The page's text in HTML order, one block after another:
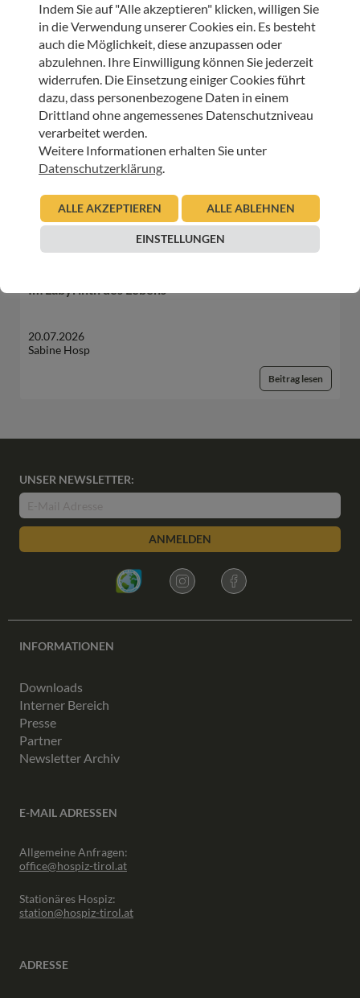
WEITERE BEITRÄGE DIESER KATEGORIE
HOSPIZ TIROL
Verabschiedungsritual Kinder-Hospizteam –
Geschichten, die das Leben schreibt
21.07.2026
Sabine Hosp
Beitrag lesen
Im Labyrinth des Lebens
20.07.2026
Sabine Hosp
Beitrag lesen
UNSER NEWSLETTER:
ANMELDEN
INFORMATIONEN
Downloads
Interner Bereich
Presse
Partner
Newsletter Archiv
E-MAIL ADRESSEN
Allgemeine Anfragen:
office@hospiz-tirol.at
Stationäres Hospiz:
station@hospiz-tirol.at
ADRESSE
Indem Sie auf "Alle akzeptieren" klicken, willigen Sie
in die Verwendung unserer Cookies ein. Es besteht
auch die Möglichkeit, diese anzupassen oder
abzulehnen. Ihre Einwilligung können Sie jederzeit
widerrufen. Die Einsetzung einiger Cookies führt
dazu, dass personenbezogene Daten in einem
Drittland ohne angemessenes Datenschutzniveau
verarbeitet werden.
Weitere Informationen erhalten Sie unter
Datenschutzerklärung.
ALLE AKZEPTIEREN ALLE ABLEHNEN
EINSTELLUNGEN